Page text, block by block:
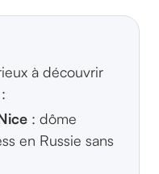
à découvrir
: dôme
en Russie sans